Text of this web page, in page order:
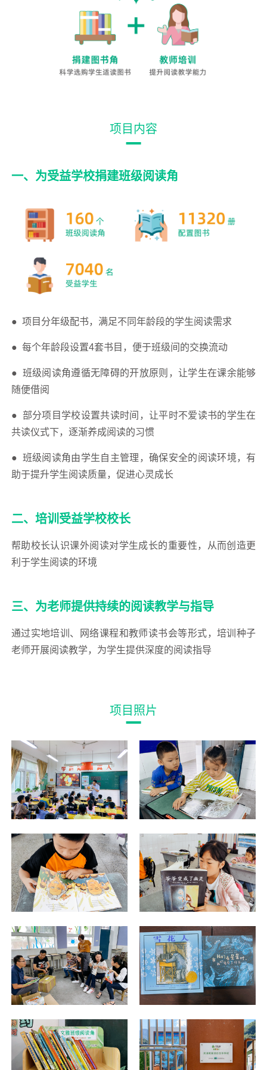
项目内容
一、为受益学校捐建班级阅读角
● 项目分年级配书，满足不同年龄段的学生阅读需求
● 每个年龄段设置4套书目，便于班级间的交换流动
● 班级阅读角遵循无障碍的开放原则，让学生在课余能够
随便借阅
● 部分项目学校设置共读时间，让平时不爱读书的学生在
共读仪式下，逐渐养成阅读的习惯
● 班级阅读角由学生自主管理，确保安全的阅读环境，有
助于提升学生阅读质量，促进心灵成长
二、培训受益学校校长
帮助校长认识课外阅读对学生成长的重要性，从而创造更
利于学生阅读的环境
三、为老师提供持续的阅读教学与指导
通过实地培训、网络课程和教师读书会等形式，培训种子
老师开展阅读教学，为学生提供深度的阅读指导
项目照片